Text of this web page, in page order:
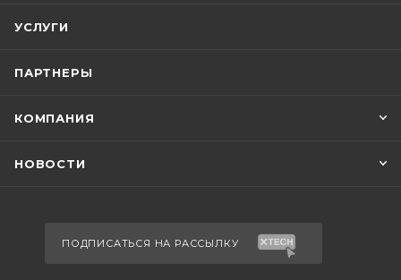
УСЛУГИ
ПАРТНЕРЫ
КОМПАНИЯ
НОВОСТИ
ПОДПИСАТЬСЯ НА РАССЫЛКУ